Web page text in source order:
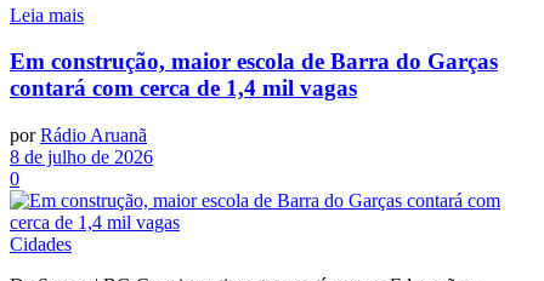
Leia mais
Em construção, maior escola de Barra do Garças
contará com cerca de 1,4 mil vagas
por Rádio Aruanã
8 de julho de 2026
0
Cidades